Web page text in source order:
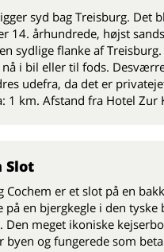
syd bag Treisburg. Det
14. århundrede, højst
sydlige flanke af
nå i bil eller til fods.
udefra, da det er
1 km. Afstand fra Hotel Zur
Slot
Cochem er et slot på en
på en bjergkegle i den tyske
Den meget ikoniske
byen og fungerede som